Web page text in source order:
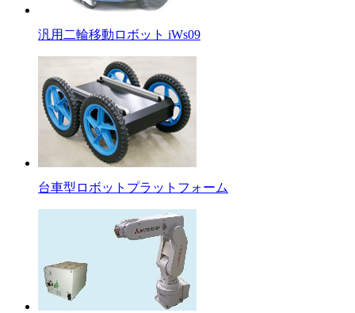
汎用二輪移動ロボット iWs09
台車型ロボットプラットフォーム